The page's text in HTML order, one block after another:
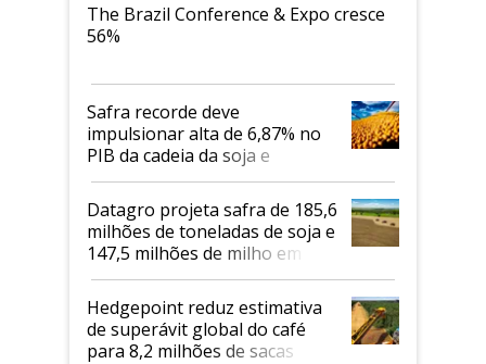
The Brazil Conference & Expo cresce
56%
Safra recorde deve
impulsionar alta de 6,87% no
PIB da cadeia da soja e
biodiesel em 2026
Datagro projeta safra de 185,6
milhões de toneladas de soja e
147,5 milhões de milho em
2026/27
Hedgepoint reduz estimativa
de superávit global do café
para 8,2 milhões de sacas